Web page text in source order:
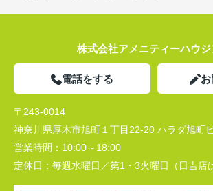
株式会社アメニティーハウジ
電話をする お
〒243-0014
神奈川県厚木市旭町１丁目22-20 ハラダ旭町
営業時間： 10:00～18:00
定休日： 毎週水曜日／第1・3火曜日（日吉店